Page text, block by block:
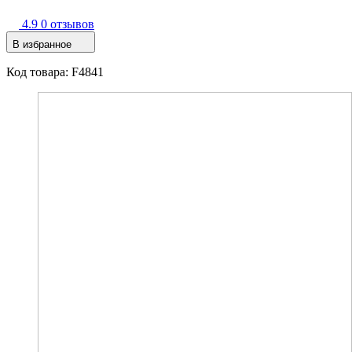
4.9 0 отзывов
В избранное
Код товара: F4841